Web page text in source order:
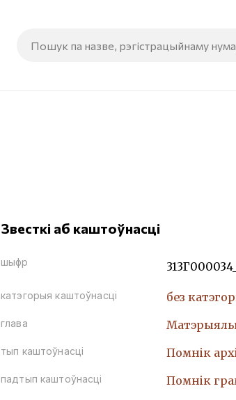
Звесткі аб каштоўнасці
шыфр
катэгорыя каштоўнасці без
глава
тып каштоўнасці Помнiк
падтып каштоўнасці Помнiк